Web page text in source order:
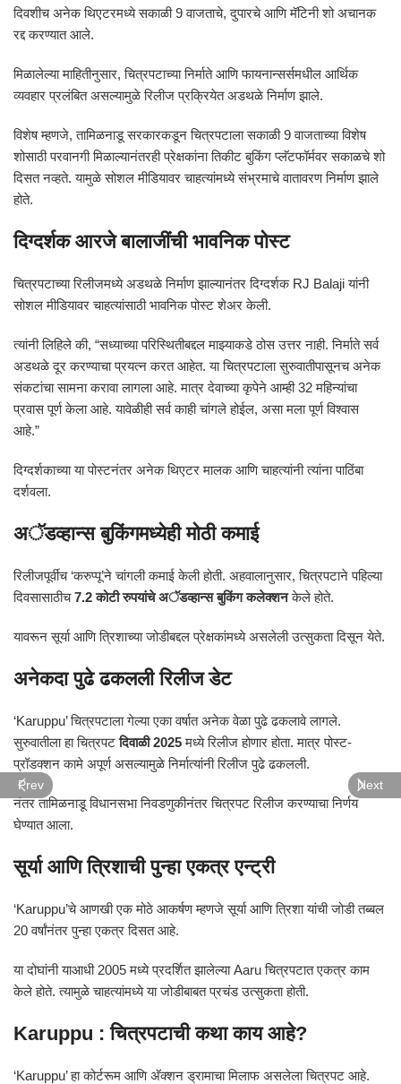
दिवशीच अनेक थिएटरमध्ये सकाळी 9 वाजताचे, दुपारचे आणि मॅटिनी शो अचानक
रद्द करण्यात आले.
मिळालेल्या माहितीनुसार, चित्रपटाच्या निर्माते आणि फायनान्सर्समधील आर्थिक
व्यवहार प्रलंबित असल्यामुळे रिलीज प्रक्रियेत अडथळे निर्माण झाले.
विशेष म्हणजे, तामिळनाडू सरकारकडून चित्रपटाला सकाळी 9 वाजताच्या विशेष
शोसाठी परवानगी मिळाल्यानंतरही प्रेक्षकांना तिकीट बुकिंग प्लॅटफॉर्मवर सकाळचे शो
दिसत नव्हते. यामुळे सोशल मीडियावर चाहत्यांमध्ये संभ्रमाचे वातावरण निर्माण झाले
होते.
दिग्दर्शक आरजे बालाजींची भावनिक पोस्ट
चित्रपटाच्या रिलीजमध्ये अडथळे निर्माण झाल्यानंतर दिग्दर्शक RJ Balajiयांनी
सोशल मीडियावर चाहत्यांसाठी भावनिक पोस्ट शेअर केली.
त्यांनी लिहिले की, “सध्याच्या परिस्थितीबद्दल माझ्याकडे ठोस उत्तर नाही. निर्माते सर्व
अडथळे दूर करण्याचा प्रयत्न करत आहेत. या चित्रपटाला सुरुवातीपासूनच अनेक
संकटांचा सामना करावा लागला आहे. मात्र देवाच्या कृपेने आम्ही 32 महिन्यांचा
प्रवास पूर्ण केला आहे. यावेळीही सर्व काही चांगले होईल, असा मला पूर्ण विश्वास
आहे.”
दिग्दर्शकाच्या या पोस्टनंतर अनेक थिएटर मालक आणि चाहत्यांनी त्यांना पाठिंबा
दर्शवला.
अॅडव्हान्स बुकिंगमध्येही मोठी कमाई
रिलीजपूर्वीच ‘करुप्पू’ने चांगली कमाई केली होती. अहवालानुसार, चित्रपटाने पहिल्या
दिवसासाठीच7.2 कोटी रुपयांचे अॅडव्हान्स बुकिंग कलेक्शनकेले होते.
यावरून सूर्या आणि त्रिशाच्या जोडीबद्दल प्रेक्षकांमध्ये असलेली उत्सुकता दिसून येते.
अनेकदा पुढे ढकलली रिलीज डेट
‘Karuppu’ चित्रपटाला गेल्या एका वर्षात अनेक वेळा पुढे ढकलावे लागले.
सुरुवातीला हा चित्रपटदिवाळी 2025मध्ये रिलीज होणार होता. मात्र पोस्ट-
प्रॉडक्शन कामे अपूर्ण असल्यामुळे निर्मात्यांनी रिलीज पुढे ढकलली.
नंतर तामिळनाडू विधानसभा निवडणुकीनंतर चित्रपट रिलीज करण्याचा निर्णय
घेण्यात आला.
सूर्या आणि त्रिशाची पुन्हा एकत्र एन्ट्री
‘Karuppu’चे आणखी एक मोठे आकर्षण म्हणजे सूर्या आणि त्रिशा यांची जोडी तब्बल
20 वर्षांनंतर पुन्हा एकत्र दिसत आहे.
या दोघांनी याआधी 2005 मध्ये प्रदर्शित झालेल्याAaruचित्रपटात एकत्र काम
केले होते. त्यामुळे चाहत्यांमध्ये या जोडीबाबत प्रचंड उत्सुकता होती.
Karuppu : चित्रपटाची कथा काय आहे?
‘Karuppu’ हा कोर्टरूम आणि अ‍ॅक्शन ड्रामाचा मिलाफ असलेला चित्रपट आहे.
Prev Next